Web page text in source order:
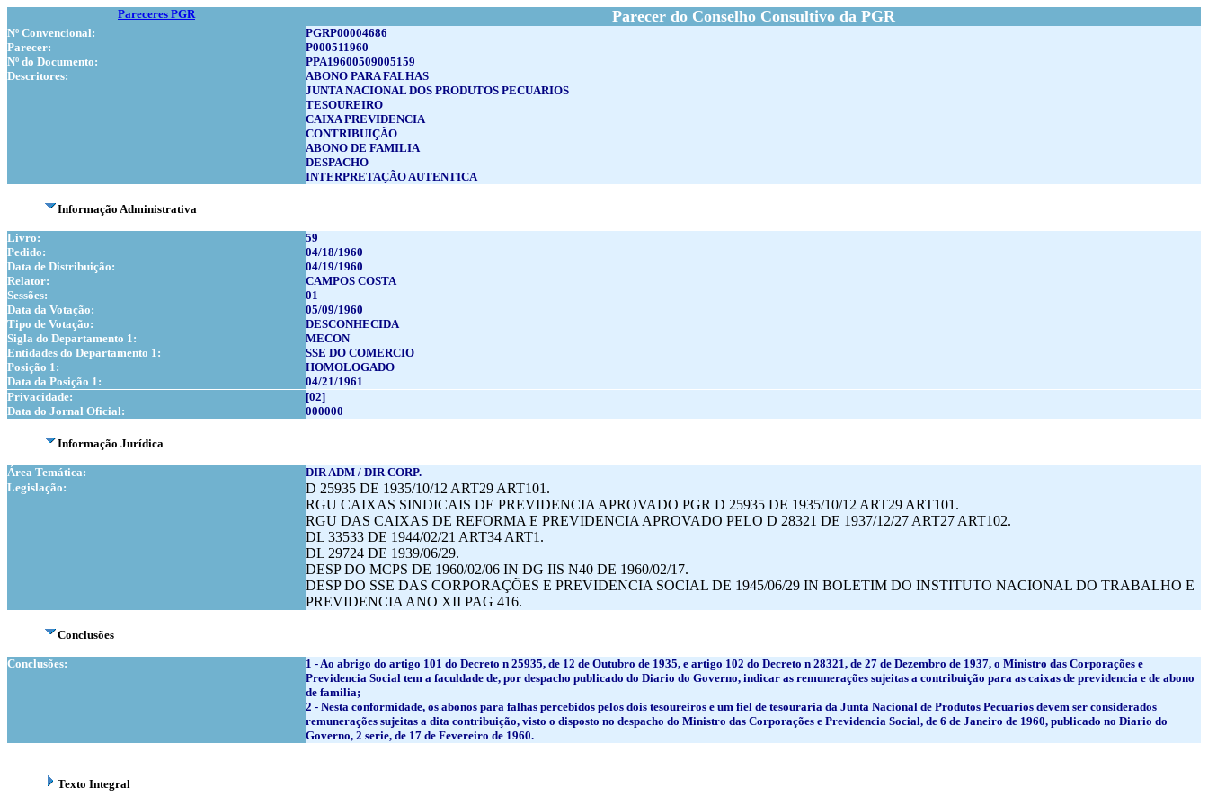
Pareceres PGR Parecer do Conselho Consultivo da PGR
Nº Convencional:
PGRP00004686
Parecer:
P000511960
Nº do Documento:
PPA19600509005159
Descritores:
ABONO PARA FALHAS
JUNTA NACIONAL DOS PRODUTOS PECUARIOS
TESOUREIRO
CAIXA PREVIDENCIA
CONTRIBUIÇÃO
ABONO DE FAMILIA
DESPACHO
INTERPRETAÇÃO AUTENTICA
Informação Administrativa
Livro:
59
Pedido:
04/18/1960
Data de Distribuição:
04/19/1960
Relator:
CAMPOS COSTA
Sessões:
01
Data da Votação:
05/09/1960
Tipo de Votação:
DESCONHECIDA
Sigla do Departamento 1:
MECON
Entidades do Departamento 1:
SSE DO COMERCIO
Posição 1:
HOMOLOGADO
Data da Posição 1:
04/21/1961
Privacidade:
[02]
Data do Jornal Oficial:
000000
Informação Jurídica
Área Temática:
DIR ADM / DIR CORP.
Legislação:
D 25935 DE 1935/10/12 ART29 ART101.
RGU CAIXAS SINDICAIS DE PREVIDENCIA APROVADO PGR D 25935 DE 1935/10/12 ART29 ART101.
RGU DAS CAIXAS DE REFORMA E PREVIDENCIA APROVADO PELO D 28321 DE 1937/12/27 ART27 ART102.
DL 33533 DE 1944/02/21 ART34 ART1.
DL 29724 DE 1939/06/29.
DESP DO MCPS DE 1960/02/06 IN DG IIS N40 DE 1960/02/17.
DESP DO SSE DAS CORPORAÇÕES E PREVIDENCIA SOCIAL DE 1945/06/29 IN BOLETIM DO INSTITUTO NACIONAL DO TRABALHO E
PREVIDENCIA ANO XII PAG 416.
Conclusões
Conclusões:
1 - Ao abrigo do artigo 101 do Decreto n 25935, de 12 de Outubro de 1935, e artigo 102 do Decreto n 28321, de 27 de Dezembro de 1937, o Ministro das Corporações e
Previdencia Social tem a faculdade de, por despacho publicado do Diario do Governo, indicar as remunerações sujeitas a contribuição para as caixas de previdencia e de abono
de familia;
2 - Nesta conformidade, os abonos para falhas percebidos pelos dois tesoureiros e um fiel de tesouraria da Junta Nacional de Produtos Pecuarios devem ser considerados
remunerações sujeitas a dita contribuição, visto o disposto no despacho do Ministro das Corporações e Previdencia Social, de 6 de Janeiro de 1960, publicado no Diario do
Governo, 2 serie, de 17 de Fevereiro de 1960.
Texto Integral